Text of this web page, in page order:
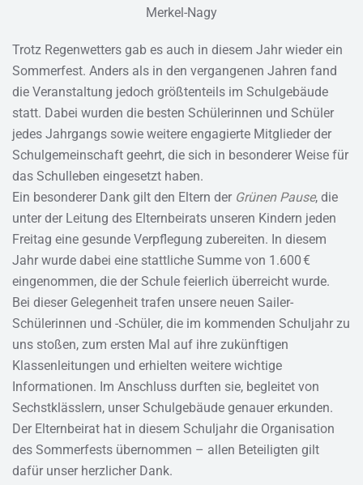
Merkel-Nagy
Trotz Regenwetters gab es auch in diesem Jahr wieder ein
Sommerfest. Anders als in den vergangenen Jahren fand
die Veranstaltung jedoch größtenteils im Schulgebäude
statt. Dabei wurden die besten Schülerinnen und Schüler
jedes Jahrgangs sowie weitere engagierte Mitglieder der
Schulgemeinschaft geehrt, die sich in besonderer Weise für
das Schulleben eingesetzt haben.
Ein besonderer Dank gilt den Eltern der Grünen Pause, die
unter der Leitung des Elternbeirats unseren Kindern jeden
Freitag eine gesunde Verpflegung zubereiten. In diesem
Jahr wurde dabei eine stattliche Summe von 1.600 €
eingenommen, die der Schule feierlich überreicht wurde.
Bei dieser Gelegenheit trafen unsere neuen Sailer-
Schülerinnen und -Schüler, die im kommenden Schuljahr zu
uns stoßen, zum ersten Mal auf ihre zukünftigen
Klassenleitungen und erhielten weitere wichtige
Informationen. Im Anschluss durften sie, begleitet von
Sechstklässlern, unser Schulgebäude genauer erkunden.
Der Elternbeirat hat in diesem Schuljahr die Organisation
des Sommerfests übernommen – allen Beteiligten gilt
dafür unser herzlicher Dank.